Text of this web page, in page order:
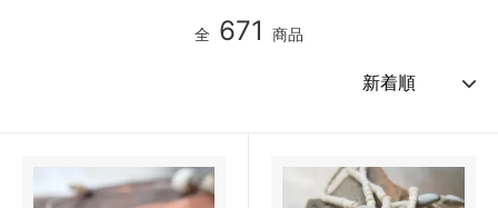
全 671 商品